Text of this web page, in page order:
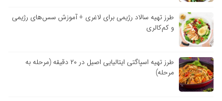
طرز تهیه سالاد رژیمی برای لاغری + آموزش سس‌های رژیمی
و کم‌کالری
طرز تهیه اسپاگتی ایتالیایی اصیل در ۲۰ دقیقه (مرحله به
مرحله)